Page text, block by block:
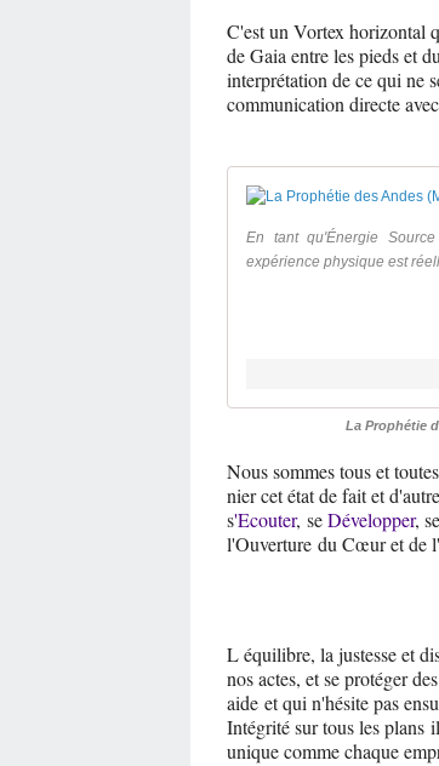
C'est un Vortex horizontal
de Gaia entre les pieds et
interprétation de ce qui ne
communication directe
En tant qu'Énergie
expérience physique est
La Prophétie
Nous sommes tous et
nier cet état de fait et
s'Ecouter, seDévelopper, se
l'Ouverture du Cœur et de
L équilibre, la justesse et
nos actes, et se protéger
aide et qui n'hésite pas
Intégrité sur tous les plans
unique comme chaque